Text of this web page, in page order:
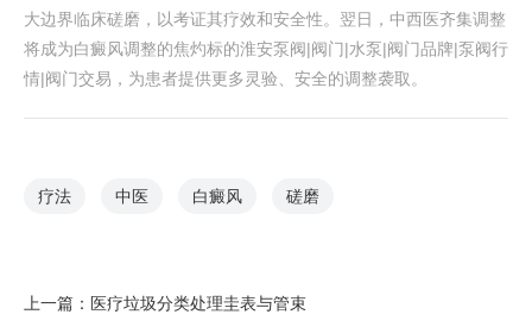
大边界临床磋磨，以考证其疗效和安全性。翌日，中西医齐集调整
将成为白癜风调整的焦灼标的淮安泵阀|阀门|水泵|阀门品牌|泵阀行
情|阀门交易，为患者提供更多灵验、安全的调整袭取。
疗法 中医 白癜风 磋磨
上一篇： 医疗垃圾分类处理圭表与管束